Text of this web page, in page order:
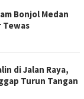
Bonjol Medan
Tewas
di Jalan Raya,
Turun Tangan